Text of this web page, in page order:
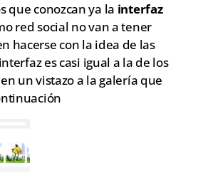
que conozcan ya la interfaz
red social no van a tener
hacerse con la idea de las
es casi igual a la de los
un vistazo a la galería que